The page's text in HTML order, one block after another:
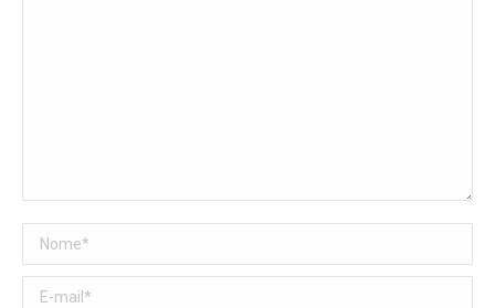
Nome *
E-mail *